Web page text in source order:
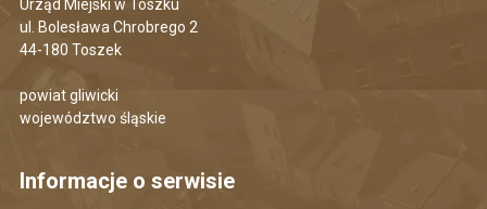
Urząd Miejski w Toszku
ul. Bolesława Chrobrego 2
44-180 Toszek
powiat gliwicki
województwo śląskie
Informacje o serwisie